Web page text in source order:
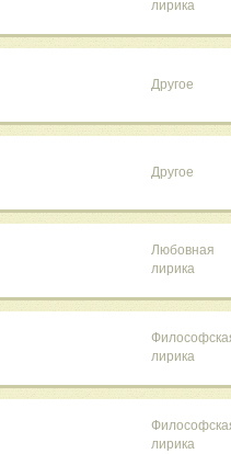
лирика
Другое
Другое
Любовная
лирика
лирика
лирика